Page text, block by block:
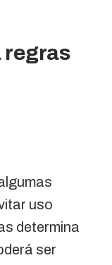
regras
uso
determina
ser